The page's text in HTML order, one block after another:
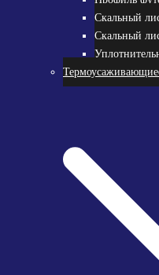
Скальный
Скальный